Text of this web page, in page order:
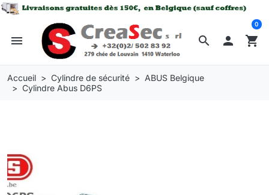
search
menu  shopping_cart
0
Accueil Cylindre de sécurité
ABUS Belgique
Cylindre Abus D6PS